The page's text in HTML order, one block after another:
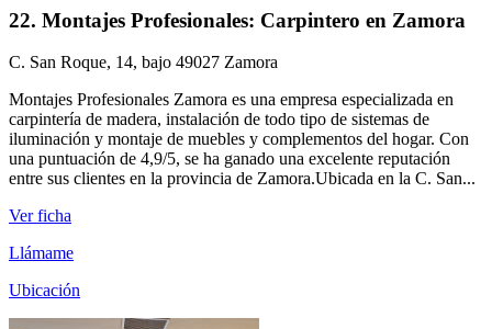
22. Montajes Profesionales: Carpintero en Zamora
C. San Roque, 14, bajo 49027 Zamora
Montajes Profesionales Zamora es una empresa especializada en
carpintería de madera, instalación de todo tipo de sistemas de
iluminación y montaje de muebles y complementos del hogar. Con
una puntuación de 4,9/5, se ha ganado una excelente reputación
entre sus clientes en la provincia de Zamora.Ubicada en la C. San...
Ver ficha
Llámame
Ubicación